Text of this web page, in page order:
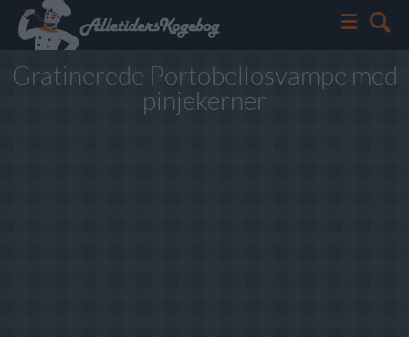
Gratinerede Portobellosvampe med
pinjekerner